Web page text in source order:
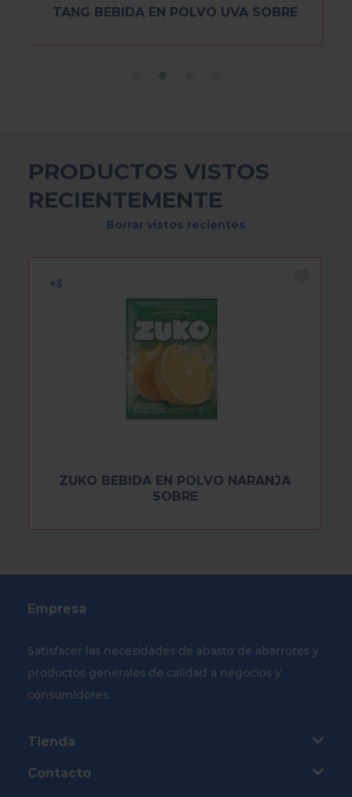
TANG BEBIDA EN POLVO UVA SOBRE
PRODUCTOS VISTOS
RECIENTEMENTE
Borrar vistos recientes
ZUKO BEBIDA EN POLVO NARANJA
SOBRE
Empresa
Satisfacer las necesidades de abasto de abarrotes y
productos generales de calidad a negocios y
consumidores.
Tienda
Contacto